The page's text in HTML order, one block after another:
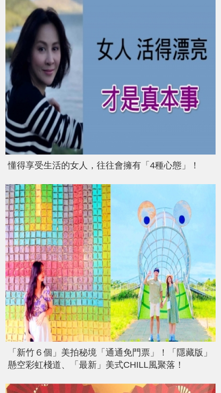
懂得享受生活的女人，往往會擁有「4種心態」！
「新竹６個」美拍秘境「通通免門票」！「隱藏版」
懸空彩虹棧道、「最新」美式CHILL風聚落！